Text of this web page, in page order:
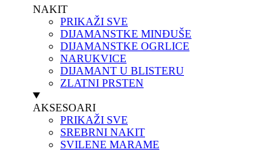
NAKIT
PRIKAŽI SVE
DIJAMANSTKE MINĐUŠE
DIJAMANSTKE OGRLICE
NARUKVICE
DIJAMANT U BLISTERU
ZLATNI PRSTEN
AKSESOARI
PRIKAŽI SVE
SREBRNI NAKIT
SVILENE MARAME